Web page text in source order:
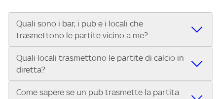
Quali sono i bar, i pub e i locali che
trasmettono le partite vicino a me?
Se cerchi un bar, pub, ristorante o locale vicino a te per
vedere le partite di Serie A ENILIVE, la Serie C Sky Wifi, la
UEFA Champions League, la UEFA Europa League, la UEFA
Conference League, il Tennis, la Formula 1®, la MotoGP™ e
Quali locali trasmettono le partite di calcio in
diretta?
Vuoi sapere quali bar, pub o ristoranti mostrano le partite
Come sapere se un pub trasmette la partita